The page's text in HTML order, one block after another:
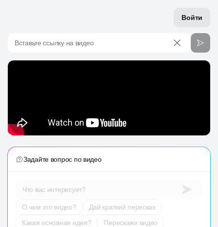
Войти
Вставьте ссылку на видео
Задайте вопрос по видео
Что вас интересует?
О чем это видео?
Дай краткий пересказ
Какая основная идея?
Перескажи видео